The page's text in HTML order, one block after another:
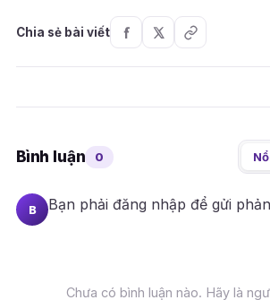
Chia sẻ bài viết
Bình luận 0
B Bạn phải đăng nhập để gửi
Chưa có bình luận nào. Hãy là